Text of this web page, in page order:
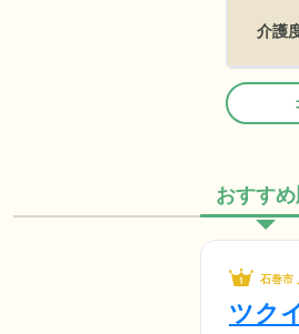
介護
おすす
石巻市
ツク